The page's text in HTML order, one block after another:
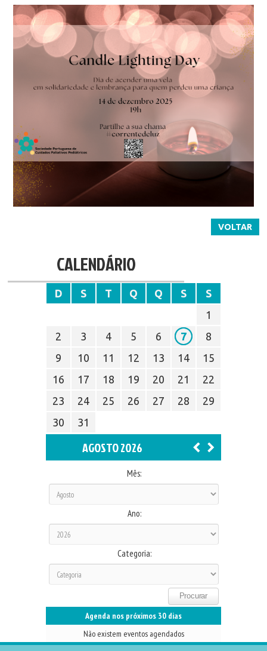
VOLTAR
CALENDÁRIO
D S T Q Q S
S
1
2
3 4 5 6 7
8
9
10 11 12 13 14
15
16
17 18 19 20 21
22
23
24 25 26 27 28
29
30
31
AGOSTO 2026
Mês:
Ano:
Categoria:
Agenda nos próximos 30 dias
Não existem eventos agendados